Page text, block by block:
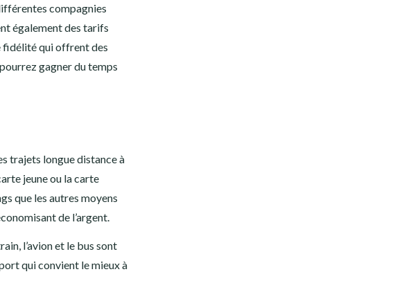
compagnies
également des tarifs
fidélité qui offrent des
gagner du temps
trajets longue distance à
jeune ou la carte
que les autres moyens
de l’argent.
l’avion et le bus sont
qui convient le mieux à